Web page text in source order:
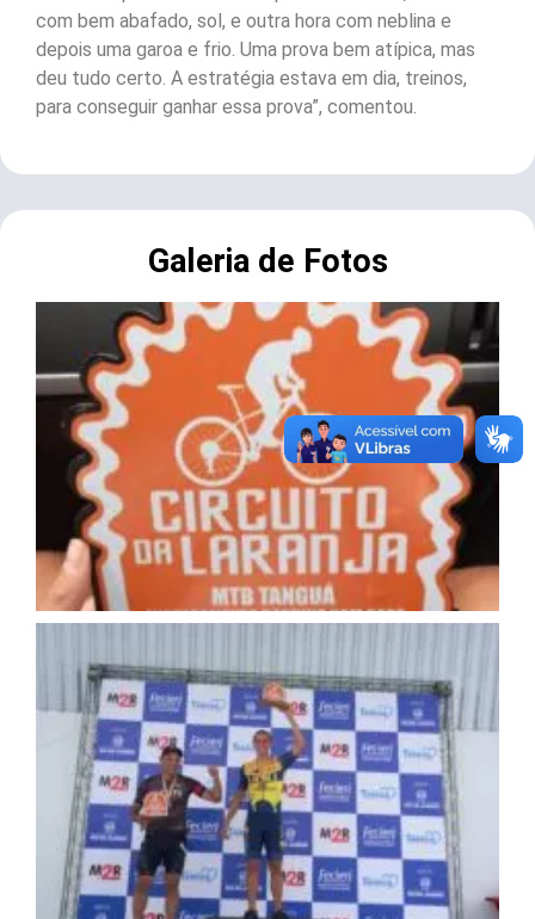
com bem abafado, sol, e outra hora com neblina e
depois uma garoa e frio. Uma prova bem atípica, mas
deu tudo certo. A estratégia estava em dia, treinos,
para conseguir ganhar essa prova”, comentou.
Galeria de Fotos